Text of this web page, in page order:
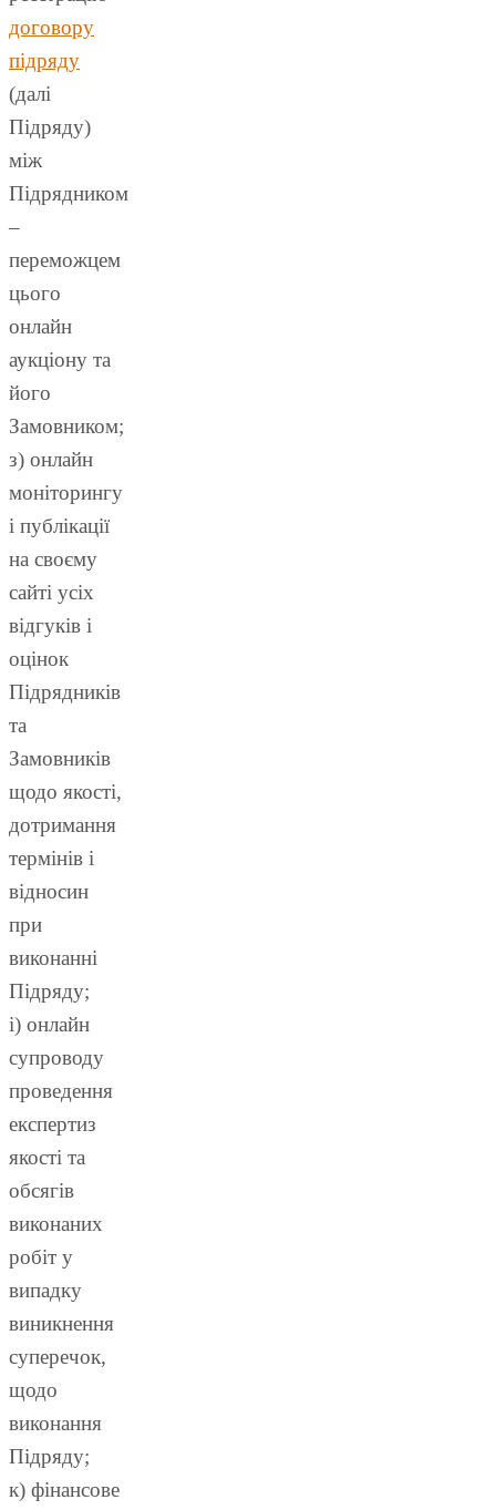
договору
підряду
(далі
Підряду)
між
Підрядником
–
переможцем
цього
онлайн
аукціону та
його
Замовником;
з) онлайн
моніторингу
і публікації
на своєму
сайті усіх
відгуків і
оцінок
Підрядників
та
Замовників
щодо якості,
дотримання
термінів і
відносин
при
виконанні
Підряду;
і) онлайн
супроводу
проведення
експертиз
якості та
обсягів
виконаних
робіт у
випадку
виникнення
суперечок,
щодо
виконання
Підряду;
к) фінансове